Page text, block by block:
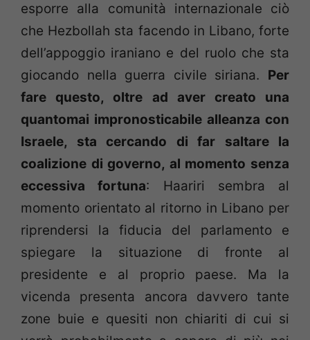
esporre alla comunità internazionale ciò
che Hezbollah sta facendo in Libano, forte
dell’appoggio iraniano e del ruolo che sta
giocando nella guerra civile siriana. Per
fare questo, oltre ad aver creato una
quantomai impronosticabile alleanza con
Israele, sta cercando di far saltare la
coalizione di governo, al momento senza
eccessiva fortuna: Haariri sembra al
momento orientato al ritorno in Libano per
riprendersi la fiducia del parlamento e
spiegare la situazione di fronte al
presidente e al proprio paese. Ma la
vicenda presenta ancora davvero tante
zone buie e quesiti non chiariti di cui si